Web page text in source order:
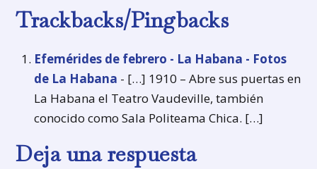
Trackbacks/Pingbacks
Efemérides de febrero - La Habana - Fotos
de La Habana - […] 1910 – Abre sus puertas en
La Habana el Teatro Vaudeville, también
conocido como Sala Politeama Chica. […]
Deja una respuesta